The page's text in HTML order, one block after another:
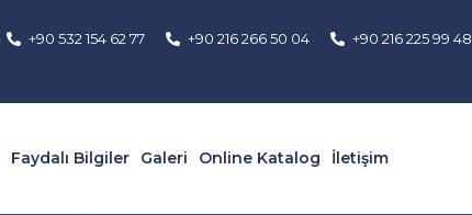
+90 532 154 62 77 +90 216 266 50 04 +90 216 225 99 48
Faydalı Bilgiler Galeri Online Katalog İletişim